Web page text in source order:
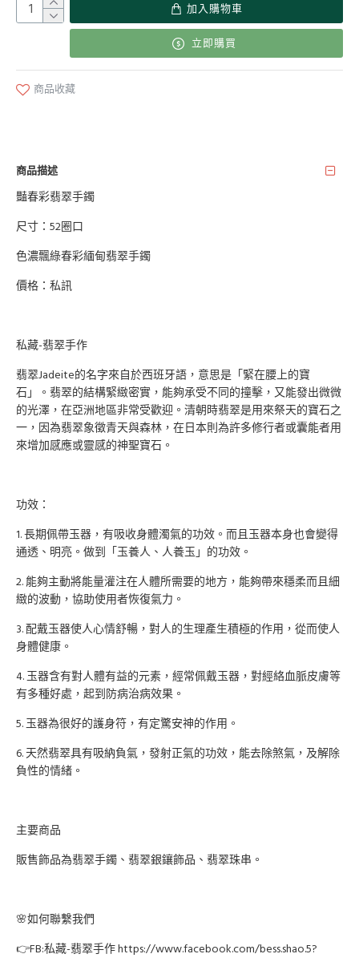
加入購物車
立即購買
商品收藏
商品描述
豔春彩翡翠手鐲
尺寸：52圈口
色濃飄綠春彩緬甸翡翠手鐲
價格：私訊
私藏-翡翠手作
翡翠Jadeite的名字來自於西班牙語，意思是「緊在腰上的寶
石」。翡翠的結構緊緻密實，能夠承受不同的撞擊，又能發出微微
的光澤，在亞洲地區非常受歡迎。清朝時翡翠是用來祭天的寶石之
一，因為翡翠象徵青天與森林，在日本則為許多修行者或囊能者用
來增加感應或靈感的神聖寶石。
功效：
1. 長期佩帶玉器，有吸收身體濁氣的功效。而且玉器本身也會變得
通透、明亮。做到「玉養人、人養玉」的功效。
2. 能夠主動將能量灌注在人體所需要的地方，能夠帶來穩柔而且細
緻的波動，協助使用者恢復氣力。
3. 配戴玉器使人心情舒暢，對人的生理產生積極的作用，從而使人
身體健康。
4. 玉器含有對人體有益的元素，經常佩戴玉器，對經絡血脈皮膚等
有多種好處，起到防病治病效果。
5. 玉器為很好的護身符，有定驚安神的作用。
6. 天然翡翠具有吸納負氣，發射正氣的功效，能去除煞氣，及解除
負性的情緒。
主要商品
販售飾品為翡翠手鐲、翡翠銀鑲飾品、翡翠珠串。
🌸如何聯繫我們
👉FB:私藏-翡翠手作 https://www.facebook.com/bess.shao.5?